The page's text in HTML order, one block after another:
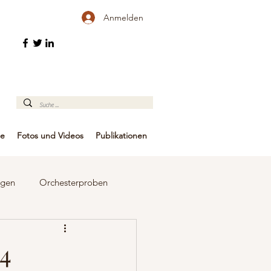
Anmelden
Fotos und Videos Publikationen
Orchesterproben
Pressemitteilungen